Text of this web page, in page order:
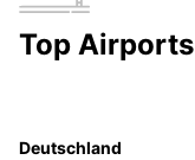
Top Airports
Deutschland